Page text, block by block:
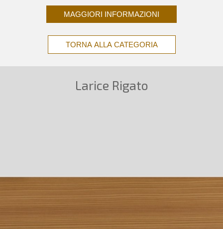
MAGGIORI INFORMAZIONI
TORNA ALLA CATEGORIA
Larice Rigato